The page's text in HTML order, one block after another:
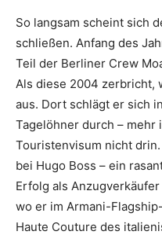
So langsam scheint sich
schließen. Anfang des
Teil der Berliner Crew
Als diese 2004 zerbricht,
aus. Dort schlägt er sich
Tagelöhner durch – mehr
Touristenvisum nicht
bei Hugo Boss – ein
Erfolg als
wo er im Armani-
Haute Couture des